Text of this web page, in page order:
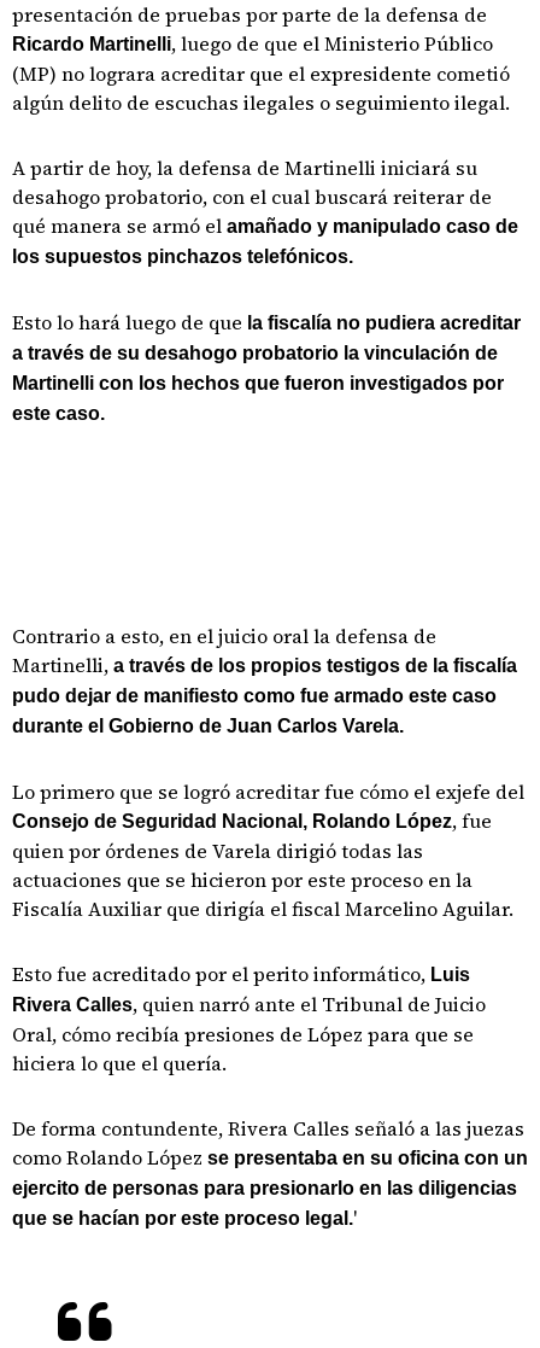
presentación de pruebas por parte de la defensa de
Ricardo Martinelli, luego de que el Ministerio Público
(MP) no lograra acreditar que el expresidente cometió
algún delito de escuchas ilegales o seguimiento ilegal.
A partir de hoy, la defensa de Martinelli iniciará su
desahogo probatorio, con el cual buscará reiterar de
qué manera se armó el amañado y manipulado caso de
los supuestos pinchazos telefónicos.
Esto lo hará luego de que la fiscalía no pudiera acreditar
a través de su desahogo probatorio la vinculación de
Martinelli con los hechos que fueron investigados por
este caso.
Contrario a esto, en el juicio oral la defensa de
Martinelli, a través de los propios testigos de la fiscalía
pudo dejar de manifiesto como fue armado este caso
durante el Gobierno de Juan Carlos Varela.
Lo primero que se logró acreditar fue cómo el exjefe del
Consejo de Seguridad Nacional, Rolando López, fue
quien por órdenes de Varela dirigió todas las
actuaciones que se hicieron por este proceso en la
Fiscalía Auxiliar que dirigía el fiscal Marcelino Aguilar.
Esto fue acreditado por el perito informático, Luis
Rivera Calles, quien narró ante el Tribunal de Juicio
Oral, cómo recibía presiones de López para que se
hiciera lo que el quería.
De forma contundente, Rivera Calles señaló a las juezas
como Rolando López se presentaba en su oficina con un
ejercito de personas para presionarlo en las diligencias
que se hacían por este proceso legal.'